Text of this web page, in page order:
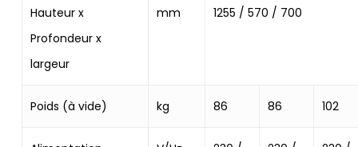
Hauteur x
Profondeur x
largeur
mm 1255 / 570 / 700
Poids (à vide) kg 86 86 102